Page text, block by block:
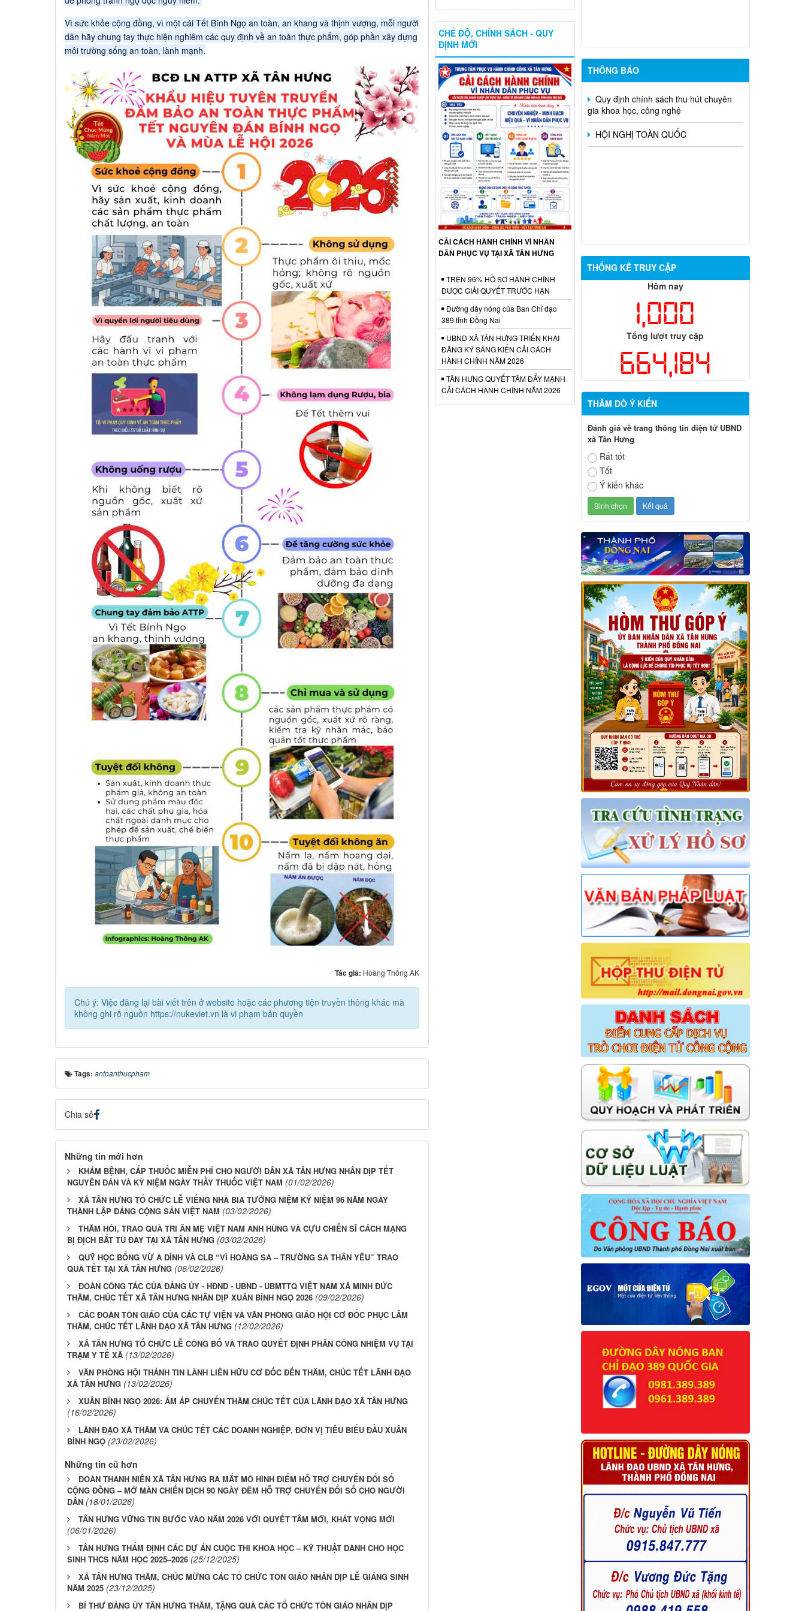
Vì sức khỏe cộng đồng, vì một cái Tết Bính Ngọ an toàn, an khang và thịnh vượng, mỗi người
dân hãy chung tay thực hiện nghiêm các quy định về an toàn thực phẩm, góp phần xây dựng
môi trường sống an toàn, lành mạnh.
Tác giả: Hoàng Thông AK
Chú ý: Việc đăng lại bài viết trên ở website hoặc các phương tiện truyền thông khác mà
không ghi rõ nguồn https://nukeviet.vn là vi phạm bản quyền
Tags: antoanthucpham
Chia sẻ
Những tin mới hơn
KHÁM BỆNH, CẤP THUỐC MIỄN PHÍ CHO NGƯỜI DÂN XÃ TÂN HƯNG NHÂN DỊP TẾT
NGUYÊN ĐÁN VÀ KỶ NIỆM NGÀY THẦY THUỐC VIỆT NAM (01/02/2026)
XÃ TÂN HƯNG TỔ CHỨC LỄ VIẾNG NHÀ BIA TƯỞNG NIỆM KỶ NIỆM 96 NĂM NGÀY
THÀNH LẬP ĐẢNG CỘNG SẢN VIỆT NAM (03/02/2026)
THĂM HỎI, TRAO QUÀ TRI ÂN MẸ VIỆT NAM ANH HÙNG VÀ CỰU CHIẾN SĨ CÁCH MẠNG
BỊ ĐỊCH BẮT TÙ ĐÀY TẠI XÃ TÂN HƯNG (03/02/2026)
QUỸ HỌC BỔNG VỪ A DÍNH VÀ CLB “VÌ HOÀNG SA – TRƯỜNG SA THÂN YÊU” TRAO
QUÀ TẾT TẠI XÃ TÂN HƯNG (06/02/2026)
ĐOÀN CÔNG TÁC CỦA ĐẢNG ỦY - HĐND - UBND - UBMTTQ VIỆT NAM XÃ MINH ĐỨC
THĂM, CHÚC TẾT XÃ TÂN HƯNG NHÂN DỊP XUÂN BÍNH NGỌ 2026 (09/02/2026)
CÁC ĐOÀN TÔN GIÁO CỦA CÁC TỰ VIỆN VÀ VĂN PHÒNG GIÁO HỘI CƠ ĐỐC PHỤC LÂM
THĂM, CHÚC TẾT LÃNH ĐẠO XÃ TÂN HƯNG (12/02/2026)
XÃ TÂN HƯNG TỔ CHỨC LỄ CÔNG BỐ VÀ TRAO QUYẾT ĐỊNH PHÂN CÔNG NHIỆM VỤ TẠI
TRẠM Y TẾ XÃ (13/02/2026)
VĂN PHÒNG HỘI THÁNH TIN LÀNH LIÊN HỮU CƠ ĐỐC ĐẾN THĂM, CHÚC TẾT LÃNH ĐẠO
XÃ TÂN HƯNG (13/02/2026)
XUÂN BÍNH NGỌ 2026: ẤM ÁP CHUYẾN THĂM CHÚC TẾT CỦA LÃNH ĐẠO XÃ TÂN HƯNG
(16/02/2026)
LÃNH ĐẠO XÃ THĂM VÀ CHÚC TẾT CÁC DOANH NGHIỆP, ĐƠN VỊ TIÊU BIỂU ĐẦU XUÂN
BÍNH NGỌ (23/02/2026)
Những tin cũ hơn
ĐOÀN THANH NIÊN XÃ TÂN HƯNG RA MẮT MÔ HÌNH ĐIỂM HỖ TRỢ CHUYỂN ĐỔI SỐ
CỘNG ĐỒNG – MỞ MÀN CHIẾN DỊCH 90 NGÀY ĐÊM HỖ TRỢ CHUYỂN ĐỔI SỐ CHO NGƯỜI
DÂN (18/01/2026)
TÂN HƯNG VỮNG TIN BƯỚC VÀO NĂM 2026 VỚI QUYẾT TÂM MỚI, KHÁT VỌNG MỚI
(06/01/2026)
TÂN HƯNG THẨM ĐỊNH CÁC DỰ ÁN CUỘC THI KHOA HỌC – KỸ THUẬT DÀNH CHO HỌC
SINH THCS NĂM HỌC 2025–2026 (25/12/2025)
XÃ TÂN HƯNG THĂM, CHÚC MỪNG CÁC TỔ CHỨC TÔN GIÁO NHÂN DỊP LỄ GIÁNG SINH
NĂM 2025 (23/12/2025)
BÍ THƯ ĐẢNG ỦY TÂN HƯNG THĂM, TẶNG QUÀ CÁC TỔ CHỨC TÔN GIÁO NHÂN DỊP
THÔNG BÁO
Xã Tân Hưng đẩy mạnh chuyển đổi số
tra cứu thủ tục hành chính
Quy định chính sách thu hút chuyên
gia khoa học, công nghệ
HỘI NGHỊ TOÀN QUỐC
THỐNG KÊ TRUY CẬP
Hôm nay
1,000
Tổng lượt truy cập
664,184
THĂM DÒ Ý KIẾN
Đánh giá về trang thông tin điện tử UBND
xã Tân Hưng
Rất tốt
Tốt
Ý kiến khác
CHẾ ĐỘ, CHÍNH SÁCH - QUY
ĐỊNH MỚI
CẢI CÁCH HÀNH CHÍNH VÌ NHÂN
DÂN PHỤC VỤ TẠI XÃ TÂN HƯNG
TRÊN 96% HỒ SƠ HÀNH CHÍNH
ĐƯỢC GIẢI QUYẾT TRƯỚC HẠN
Đường dây nóng của Ban Chỉ đạo
389 tỉnh Đồng Nai
UBND XÃ TÂN HƯNG TRIỂN KHAI
ĐĂNG KÝ SÁNG KIẾN CẢI CÁCH
HÀNH CHÍNH NĂM 2026
TÂN HƯNG QUYẾT TÂM ĐẨY MẠNH
CẢI CÁCH HÀNH CHÍNH NĂM 2026